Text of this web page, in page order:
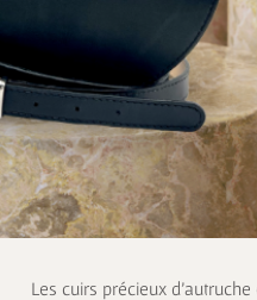
Les cuirs précieux